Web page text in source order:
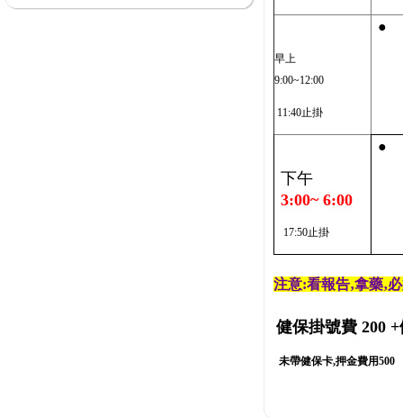
早上
9:00~12:00
11:40止掛
●
下午
3:00~ 6:00
17:50止掛
●
注意:看報告‚拿藥‚
健保掛號費 200 +
未帶健保卡,押金費用500